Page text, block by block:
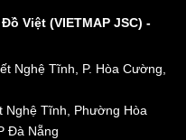
Việt (VIETMAP JSC) -
Nghệ Tĩnh, P. Hòa Cường,
Tĩnh, Phường Hòa
Đà Nẵng